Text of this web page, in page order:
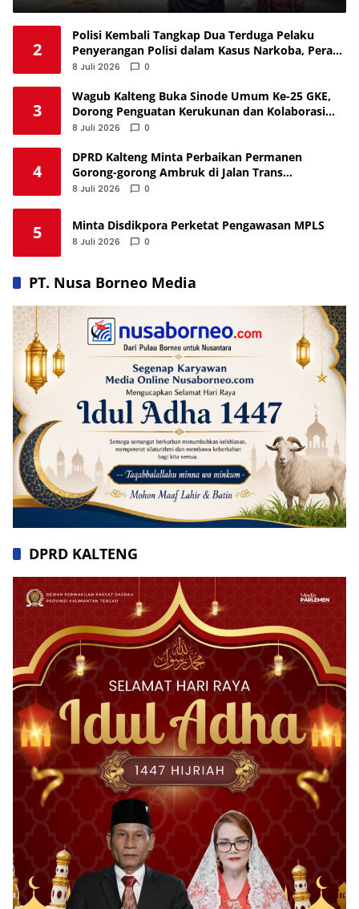
2
Polisi Kembali Tangkap Dua Terduga Pelaku
Penyerangan Polisi dalam Kasus Narkoba, Peran
Masih Didalami
8 Juli 2026 0
3
Wagub Kalteng Buka Sinode Umum Ke-25 GKE,
Dorong Penguatan Kerukunan dan Kolaborasi
Bangun Daerah
8 Juli 2026 0
4
DPRD Kalteng Minta Perbaikan Permanen
Gorong-gorong Ambruk di Jalan Trans
Kalimantan
8 Juli 2026 0
5 Minta Disdikpora Perketat Pengawasan MPLS
8 Juli 2026 0
PT. Nusa Borneo Media
DPRD KALTENG